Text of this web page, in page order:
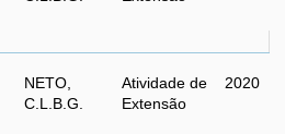
NETO,
C.L.B.G.
Atividade de
Extensão
2020